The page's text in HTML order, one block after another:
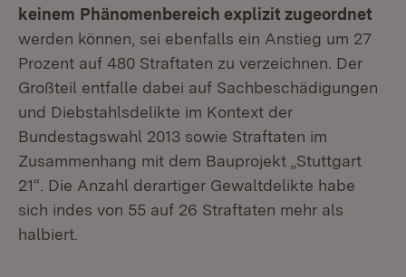
keinem Phänomenbereich explizit zugeordnet
werden können, sei ebenfalls ein Anstieg um 27
Prozent auf 480 Straftaten zu verzeichnen. Der
Großteil entfalle dabei auf Sachbeschädigungen
und Diebstahlsdelikte im Kontext der
Bundestagswahl 2013 sowie Straftaten im
Zusammenhang mit dem Bauprojekt „Stuttgart
21“. Die Anzahl derartiger Gewaltdelikte habe
sich indes von 55 auf 26 Straftaten mehr als
halbiert.